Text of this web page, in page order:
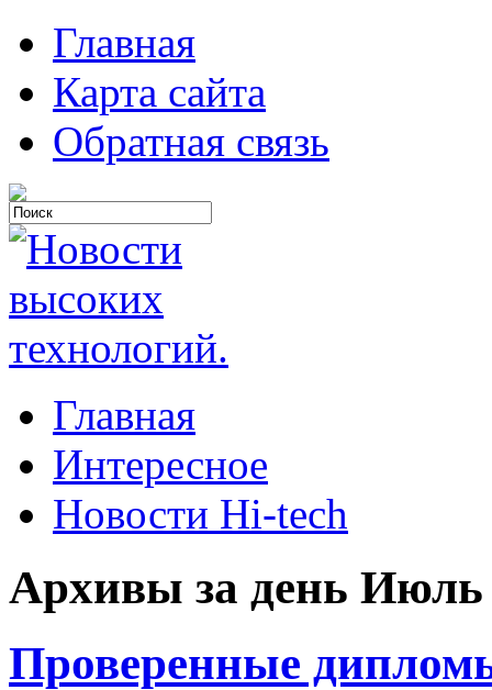
Главная
Карта сайта
Обратная связь
Главная
Интересное
Новости Hi-tech
Архивы за день Июль
Проверенные